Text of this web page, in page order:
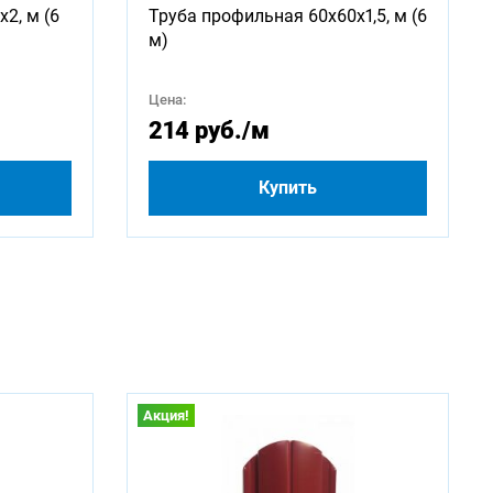
2250
м (6
Труба профильная 60х60х1,5, м (6
м)
Цена:
214 руб./м
Купить
Акция!